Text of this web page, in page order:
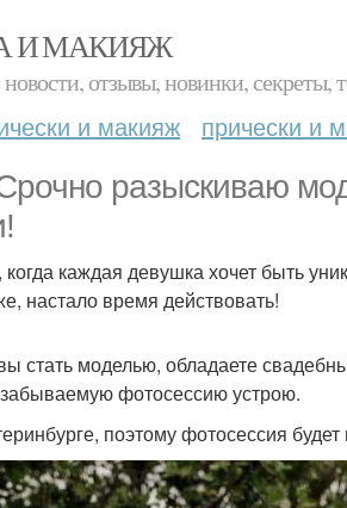
И МАКИЯЖ
отзывы, новинки, секреты,
и макияж прически и
разыскиваю
каждая девушка хочет быть
настало время действовать!
стать моделью, обладаете
фотосессию устрою.
поэтому фотосессия будет